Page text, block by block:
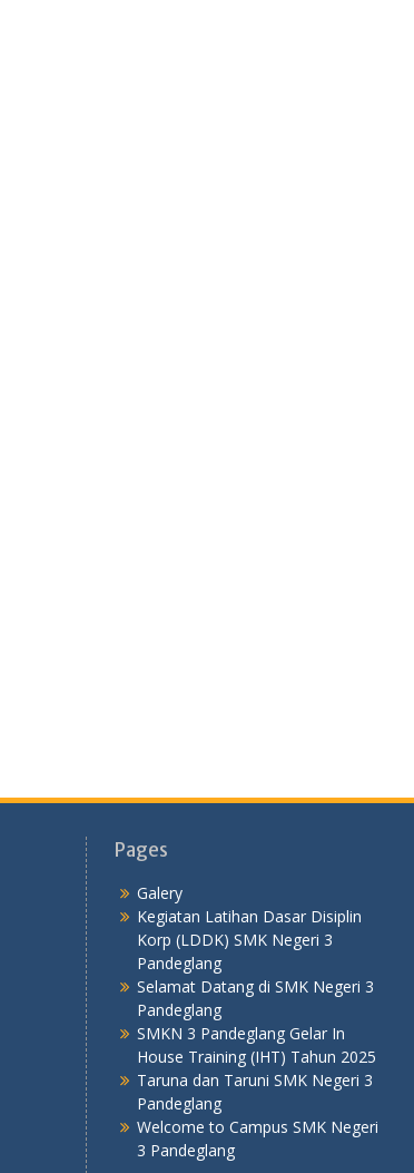
Pages
Galery
Kegiatan Latihan Dasar Disiplin
Korp (LDDK) SMK Negeri 3
Pandeglang
Selamat Datang di SMK Negeri 3
Pandeglang
SMKN 3 Pandeglang Gelar In
House Training (IHT) Tahun 2025
Taruna dan Taruni SMK Negeri 3
Pandeglang
Welcome to Campus SMK Negeri
3 Pandeglang